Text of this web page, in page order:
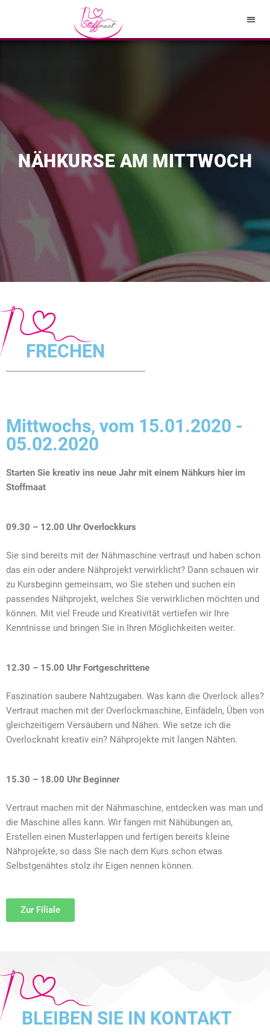
NÄHKURSE AM MITTWOCH
FRECHEN
Mittwochs, vom 15.01.2020 -
05.02.2020
Starten Sie kreativ ins neue Jahr mit einem Nähkurs hier im
Stoffmaat
09.30 – 12.00 Uhr Overlockkurs
Sie sind bereits mit der Nähmaschine vertraut und haben schon
das ein oder andere Nähprojekt verwirklicht? Dann schauen wir
zu Kursbeginn gemeinsam, wo Sie stehen und suchen ein
passendes Nähprojekt, welches Sie verwirklichen möchten und
können. Mit viel Freude und Kreativität vertiefen wir Ihre
Kenntnisse und bringen Sie in Ihren Möglichkeiten weiter.
12.30 – 15.00 Uhr Fortgeschrittene
Faszination saubere Nahtzugaben. Was kann die Overlock alles?
Vertraut machen mit der Overlockmaschine, Einfädeln, Üben von
gleichzeitigem Versäubern und Nähen. Wie setze ich die
Overlocknaht kreativ ein? Nähprojekte mit langen Nähten.
15.30 – 18.00 Uhr Beginner
Vertraut machen mit der Nähmaschine, entdecken was man und
die Maschine alles kann. Wir fangen mit Nähübungen an,
Erstellen einen Musterlappen und fertigen bereits kleine
Nähprojekte, so dass Sie nach dem Kurs schon etwas
Selbstgenähtes stolz ihr Eigen nennen können.
Zur Filiale
BLEIBEN SIE IN KONTAKT